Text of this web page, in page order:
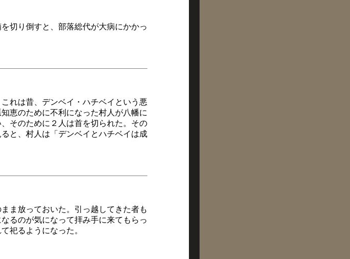
切り倒すと、部落総代が大病にかかっ
れは昔、デンベイ・ハチベイという悪
恵のために不利になった村人が八幡に
そのために２人は首を切られた。その
と、村人は「デンベイとハチベイは成
ま放っておいた。引っ越してきた者も
るのが気になって拝み手に来てもらっ
祀るようになった。